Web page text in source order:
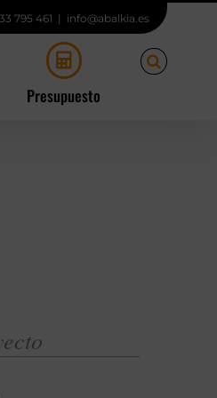
795 461 | info@abalkia.es
Presupuesto